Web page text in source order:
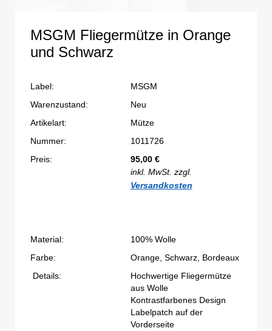
MSGM Fliegermütze in Orange
und Schwarz
Label:
MSGM
Warenzustand:
Neu
Artikelart:
Mütze
Nummer:
1011726
Preis:
95,00 €
inkl. MwSt. zzgl.
Versandkosten
Material:
100% Wolle
Farbe:
Orange, Schwarz, Bordeaux
Details:
Hochwertige Fliegermütze
aus Wolle
Kontrastfarbenes Design
Labelpatch auf der
Vorderseite